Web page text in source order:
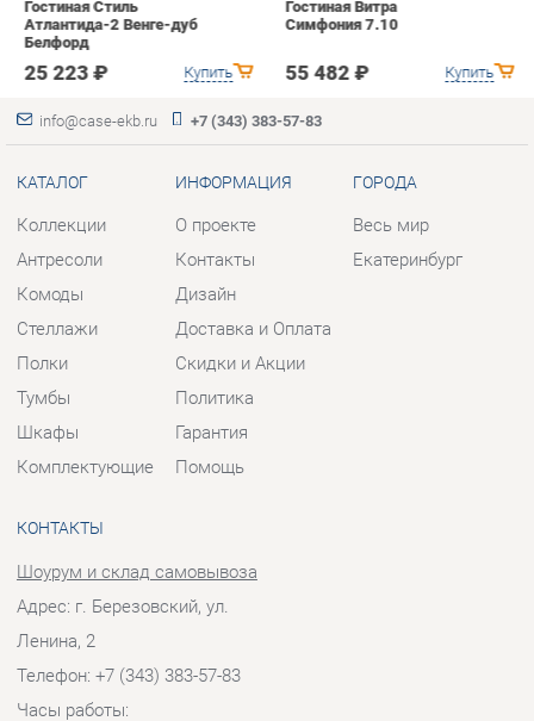
КАТАЛОГ
Коллекции
Антресоли
Комоды
Стеллажи
Полки
Тумбы
Шкафы
Комплектующие
Контакты
Дизайн
Доставка и Оплата
Скидки и Акции
Политика
Гарантия
Помощь
ГОРОДА
Екатеринбург
Шоурум и склад самовывоза
Часы работы:
Отправить сообщение